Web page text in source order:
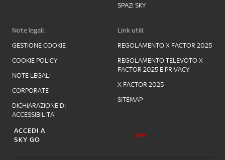
SPAZI SKY
Note legali:
GESTIONE COOKIE
COOKIE POLICY
NOTE LEGALI
CORPORATE
DICHIARAZIONE DI
ACCESSIBILITA'
Link utili:
REGOLAMENTO X FACTOR 2025
REGOLAMENTO TELEVOTO X
FACTOR 2025 E PRIVACY
X FACTOR 2025
SITEMAP
ACCEDI A
SKY GO